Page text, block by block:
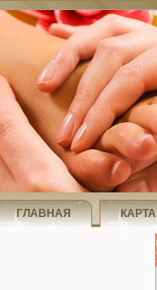
ГЛАВНАЯ КАРТА